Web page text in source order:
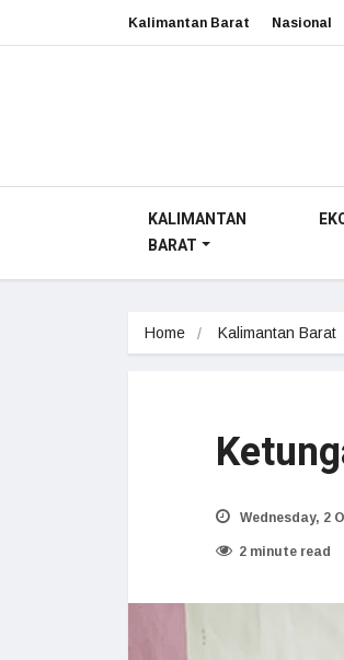
Kalimantan Barat Nasional
KALIMANTAN
BARAT
Home Kalimantan Barat
Wednesday, 2
2 minute read